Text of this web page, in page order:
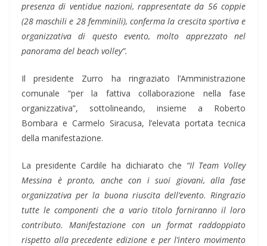
presenza di ventidue nazioni, rappresentate da 56 coppie
(28 maschili e 28 femminili), conferma la crescita sportiva e
organizzativa di questo evento, molto apprezzato nel
panorama del beach volley”.
Il presidente Zurro ha ringraziato l’Amministrazione
comunale “per la fattiva collaborazione nella fase
organizzativa”, sottolineando, insieme a Roberto
Bombara e Carmelo Siracusa, l’elevata portata tecnica
della manifestazione.
La presidente Cardile ha dichiarato che “Il Team Volley
Messina è pronto, anche con i suoi giovani, alla fase
organizzativa per la buona riuscita dell’evento. Ringrazio
tutte le componenti che a vario titolo forniranno il loro
contributo. Manifestazione con un format raddoppiato
rispetto alla precedente edizione e per l’intero movimento